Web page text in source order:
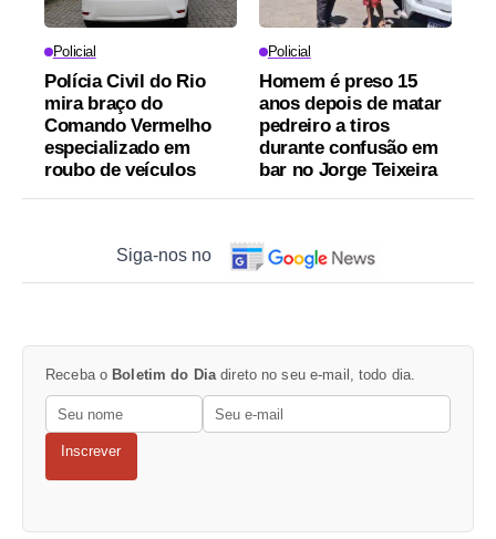
Policial
Polícia Civil do Rio
mira braço do
Comando Vermelho
especializado em
roubo de veículos
Policial
Homem é preso 15
anos depois de matar
pedreiro a tiros
durante confusão em
bar no Jorge Teixeira
Siga-nos no
Receba o Boletim do Dia direto no seu e-mail, todo dia.
Inscrever